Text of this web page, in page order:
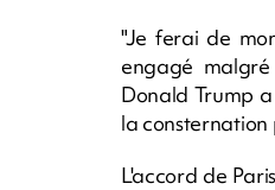
"Je ferai de
engagé
Donald Trump
la consternation
L'accord de